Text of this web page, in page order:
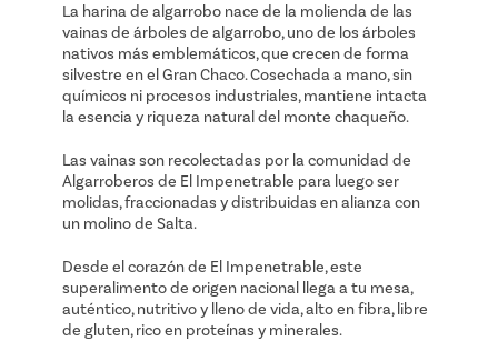
La harina de algarrobo nace de la molienda de las
vainas de árboles de algarrobo, uno de los árboles
nativos más emblemáticos, que crecen de forma
silvestre en el Gran Chaco. Cosechada a mano, sin
químicos ni procesos industriales, mantiene intacta
la esencia y riqueza natural del monte chaqueño.
Las vainas son recolectadas por la comunidad de
Algarroberos de El Impenetrable para luego ser
molidas, fraccionadas y distribuidas en alianza con
un molino de Salta.
Desde el corazón de El Impenetrable, este
superalimento de origen nacional llega a tu mesa,
auténtico, nutritivo y lleno de vida, alto en fibra, libre
de gluten, rico en proteínas y minerales.